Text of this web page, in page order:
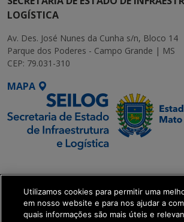
LOGÍSTICA
Av. Des. José Nunes da Cunha s/n, Bloco 14
Parque dos Poderes - Campo Grande | MS
CEP: 79.031-310
MAPA
Executiva de
Transformação Digital
Utilizamos cookies para permitir uma
em nosso website e para nos ajudar a
quais informações são mais úteis e